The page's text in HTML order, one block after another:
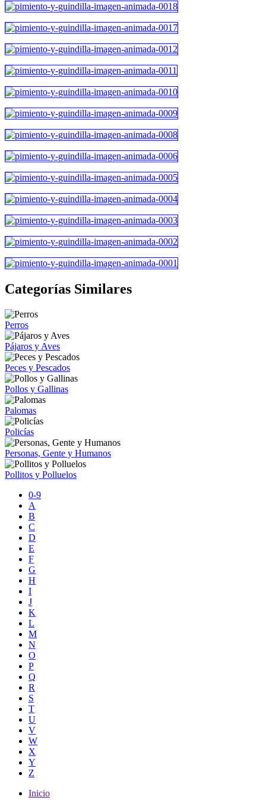
Categorías Similares
Perros
Pájaros y Aves
Peces y Pescados
Pollos y Gallinas
Palomas
Policías
Personas, Gente y Humanos
Pollitos y Polluelos
0-9
A
B
C
D
E
F
G
H
I
J
K
L
M
N
O
P
Q
R
S
T
U
V
W
X
Y
Z
Inicio